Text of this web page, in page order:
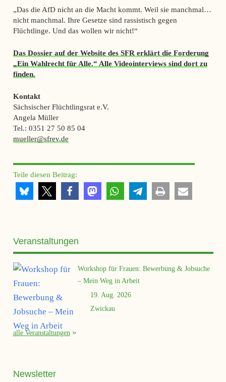
„Das die AfD nicht an die Macht kommt. Weil sie manchmal…
nicht manchmal. Ihre Gesetze sind rassistisch gegen
Flüchtlinge. Und das wollen wir nicht!“
Das Dossier auf der Website des SFR erklärt die Forderung
„Ein Wahlrecht für Alle.“ Alle Videointerviews sind dort zu
finden.
Kontakt
Sächsischer Flüchtlingsrat e.V.
Angela Müller
Tel.: 0351 27 50 85 04
mueller@sfrev.de
Teile diesen Beitrag:
Veranstaltungen
Workshop für Frauen: Bewerbung & Jobsuche
– Mein Weg in Arbeit
19. Aug. 2026
Zwickau
alle Veranstaltungen
Newsletter